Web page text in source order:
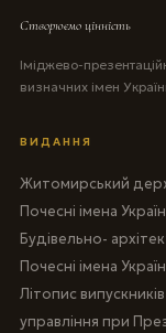
Створюємо цінність
Іміджево-
визначних імен
ВИДАННЯ
Житомирський
Почесні імена
Будівельно-
Почесні імена
Літопис
управління при